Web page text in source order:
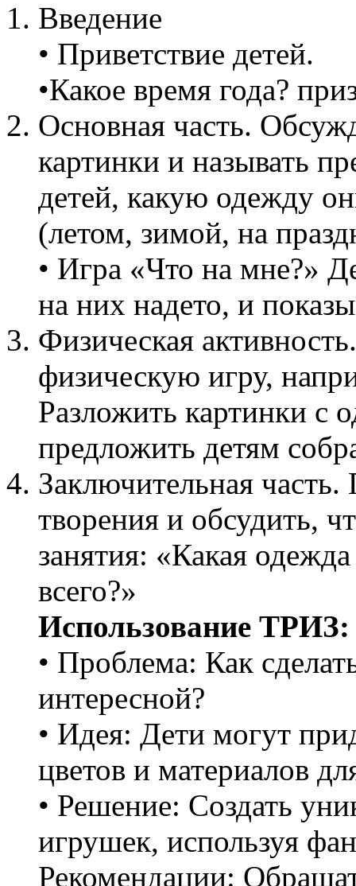
Введение
• Приветствие детей.
•Какое время года?
Основная часть.
картинки и называть
детей, какую одежду
(летом, зимой, на
• Игра «Что на мне?»
на них надето, и
Физическая
физическую игру,
Разложить картинки с
предложить детям
Заключительная
творения и обсудить,
занятия: «Какая
всего?»
Использование ТРИЗ:
• Проблема: Как
интересной?
• Идея: Дети могут
цветов и материалов
• Решение: Создать
игрушек, используя
Рекомендации: